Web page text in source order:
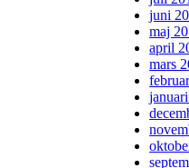
juni
maj
april
mars